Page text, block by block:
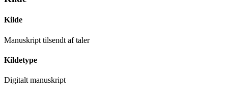
Kilde
Manuskript tilsendt af taler
Kildetype
Digitalt manuskript